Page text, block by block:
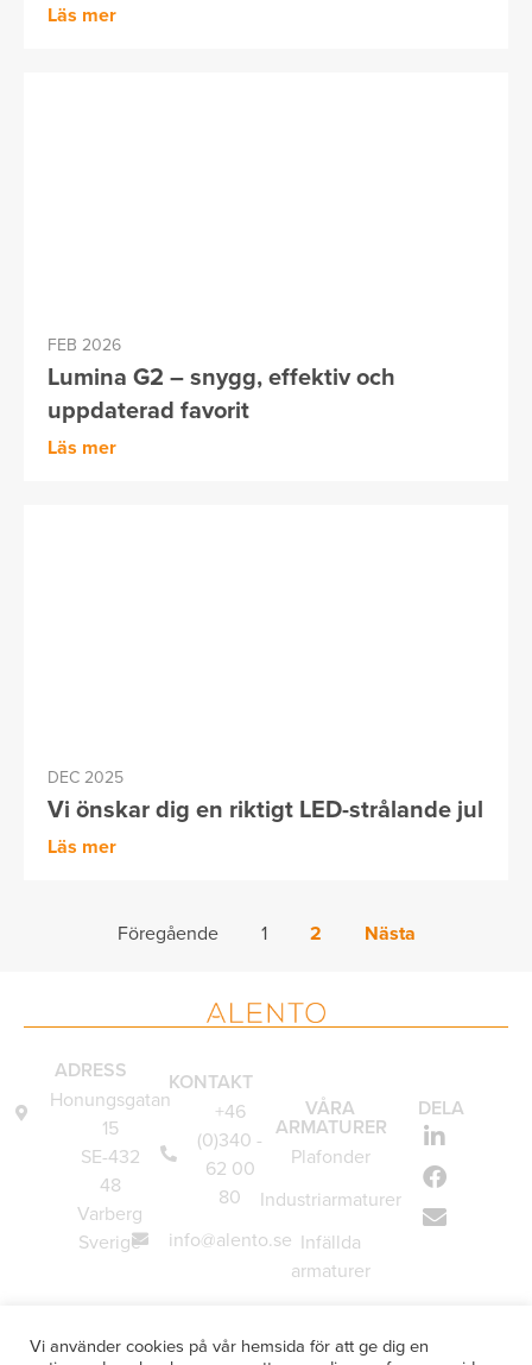
Läs mer
FEB 2026
Lumina G2 – snygg, effektiv och
uppdaterad favorit
Läs mer
DEC 2025
Vi önskar dig en riktigt LED-strålande jul
Läs mer
Föregående 1 2 Nästa
ADRESS
Honungsgatan
15
SE-432
48
Varberg
Sverige
KONTAKT
+46
(0)340 -
62 00
80
info@alento.se
VÅRA
ARMATURER
Plafonder
Industriarmaturer
Infällda
armaturer
Underskåpsarmaturer
DELA
Vi använder cookies på vår hemsida för att ge dig en